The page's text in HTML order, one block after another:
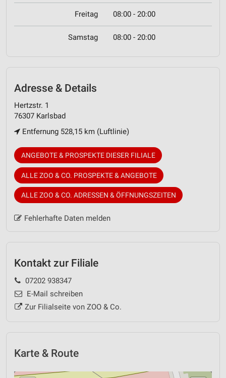
Freitag 08:00 - 20:00
Samstag 08:00 - 20:00
Adresse & Details
Hertzstr. 1
76307 Karlsbad
Entfernung 528,15 km (Luftlinie)
ANGEBOTE & PROSPEKTE DIESER FILIALE
ALLE ZOO & CO. PROSPEKTE & ANGEBOTE
ALLE ZOO & CO. ADRESSEN & ÖFFNUNGSZEITEN
Fehlerhafte Daten melden
Kontakt zur Filiale
07202 938347
E-Mail schreiben
Zur Filialseite von ZOO & Co.
Karte & Route